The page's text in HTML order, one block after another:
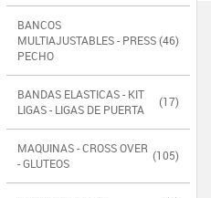
BANCOS
MULTIAJUSTABLES - PRESS
PECHO
(46)
BANDAS ELASTICAS - KIT
LIGAS - LIGAS DE PUERTA
(17)
MAQUINAS - CROSS OVER
- GLUTEOS
(105)